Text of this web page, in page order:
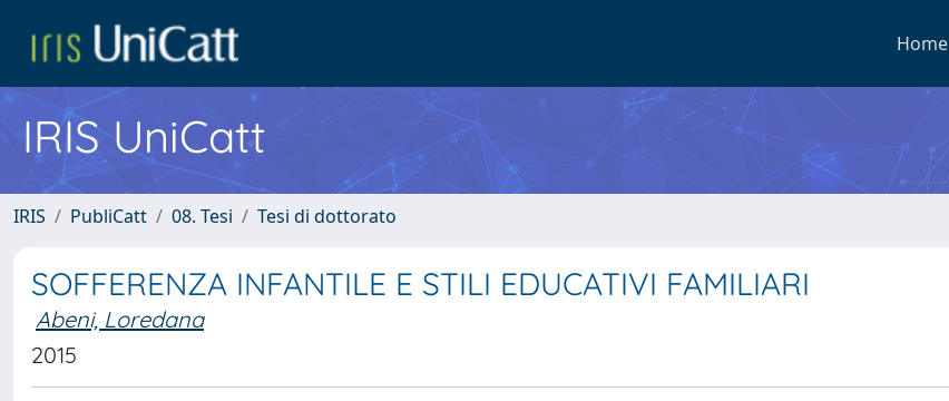
Home
IRIS UniCatt
IRIS PubliCatt 08. Tesi Tesi di dottorato
SOFFERENZA INFANTILE E STILI EDUCATIVI FAMILIARI
Abeni, Loredana
2015